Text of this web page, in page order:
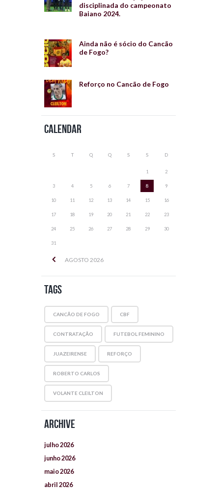
disciplinada do campeonato
Baiano 2024.
Ainda não é sócio do Cancão
de Fogo?
Reforço no Cancão de Fogo
Calendar
AGOSTO 2026
S T Q Q S S D
1 2
3 4 5 6 7 8 9
10 11 12 13 14 15 16
17 18 19 20 21 22 23
24 25 26 27 28 29 30
31
Tags
CANCÃO DE FOGO CBF
CONTRATAÇÃO FUTEBOL FEMININO
JUAZEIRENSE REFORÇO
ROBERTO CARLOS
VOLANTE CLEILTON
Archive
julho2026
junho2026
maio2026
abril2026